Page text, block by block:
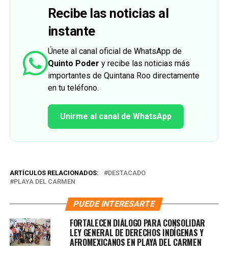
Recibe las noticias al
instante
Únete al canal oficial de WhatsApp de
Quinto Poder y recibe las noticias más
importantes de Quintana Roo directamente
en tu teléfono.
Unirme al canal de WhatsApp
ARTÍCULOS RELACIONADOS:
DESTACADO
PLAYA DEL CARMEN
PUEDE INTERESARTE
FORTALECEN DIÁLOGO PARA CONSOLIDAR
LEY GENERAL DE DERECHOS INDÍGENAS Y
AFROMEXICANOS EN PLAYA DEL CARMEN